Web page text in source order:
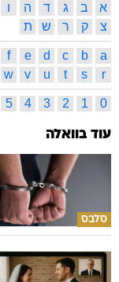
א ב ג ד ה ו
צ
ק ר ש ת
a
b
c
d
e
f
r
s
t
u
v
w
0
1
2
3
4
5
עוד בוואלה
סלבס